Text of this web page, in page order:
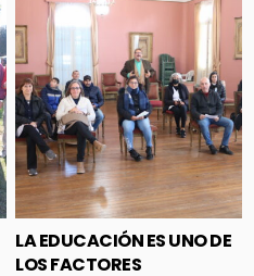
Posted
in
LA EDUCACIÓN ES UNO DE
LOS FACTORES